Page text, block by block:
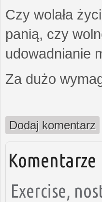
Czy wolała
panią, czy
udowadnianie
Za dużo
Dodaj komentarz
Komentarze
Exercise,